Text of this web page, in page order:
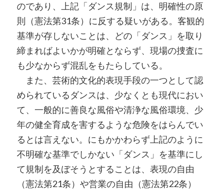
のであり、上記「ダンス規制」は、明確性の原
則（憲法第31条）に反する疑いがある。客観的
基準が存しないことは、どの「ダンス」を取り
締まればよいかが明確とならず、現場の捜査に
も少なからず混乱をもたらしている。
また、芸術的文化的表現手段の一つとして認
められているダンスは、少なくとも現代におい
て、一般的に善良な風俗や清浄な風俗環境、少
年の健全育成を害するような危険をはらんでい
るとは言えない。にもかかわらず上記のように
不明確な基準でしかない「ダンス」を基準にし
て規制を及ぼそうとすることは、表現の自由
（憲法第21条）や営業の自由（憲法第22条）